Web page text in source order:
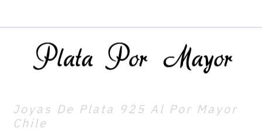
Joyas De Plata 925 Al Por Mayor
Chile